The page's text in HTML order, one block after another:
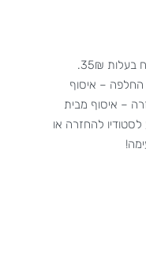
משלוח חינם בקנייה מעל 499₪. משלוח בעלות 35₪.
5 ימי עסקים. החלפה – איסוף
הלקוח בעלות 35₪. החזרה – איסוף מבית
להגיע לסטודיו להחזרה או